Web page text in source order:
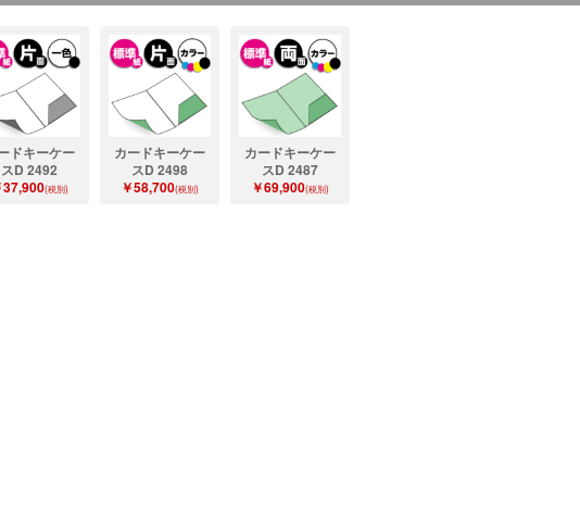
ドキーケー
スD 2492
37,900(税別)
カードキーケー
スD 2498
￥58,700(税別)
カードキーケー
スD 2487
￥69,900(税別)